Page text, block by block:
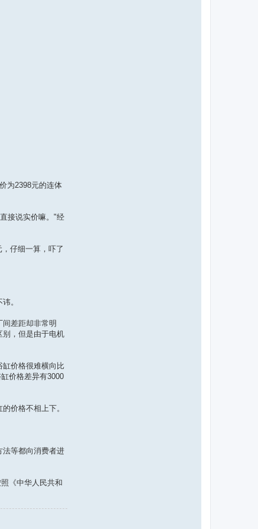
为2398元的连体
接说实价嘛。"经
仔细一算，吓了
。
差距却非常明
别，但是由于电机
价格很难横向比
价格差异有3000
价格不相上下。
等都向消费者进
《中华人民共和